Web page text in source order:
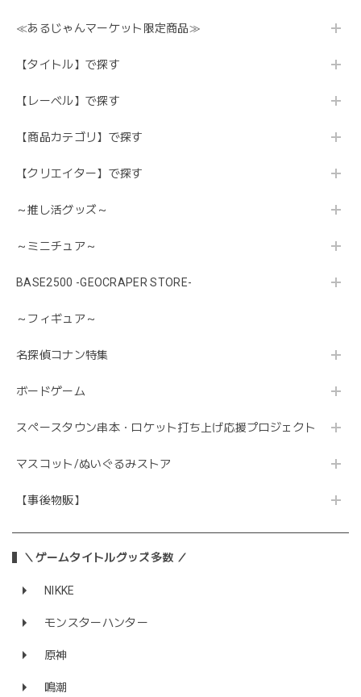
≪あるじゃんマーケット限定商品≫
【タイトル】で探す
【レーベル】で探す
【商品カテゴリ】で探す
【クリエイター】で探す
～推し活グッズ～
～ミニチュア～
BASE2500 -GEOCRAPER STORE-
～フィギュア～
名探偵コナン特集
ボードゲーム
スペースタウン串本・ロケット打ち上げ応援プロジェクト
マスコット/ぬいぐるみストア
【事後物販】
＼ゲームタイトルグッズ多数 ／
NIKKE
モンスターハンター
原神
鳴潮